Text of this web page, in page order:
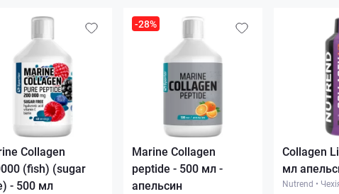
Collagen
(fish) (sugar
- 500 мл
-28%
Marine Collagen
peptide - 500 мл -
апельсин
Collagen
мл
Nutrend •